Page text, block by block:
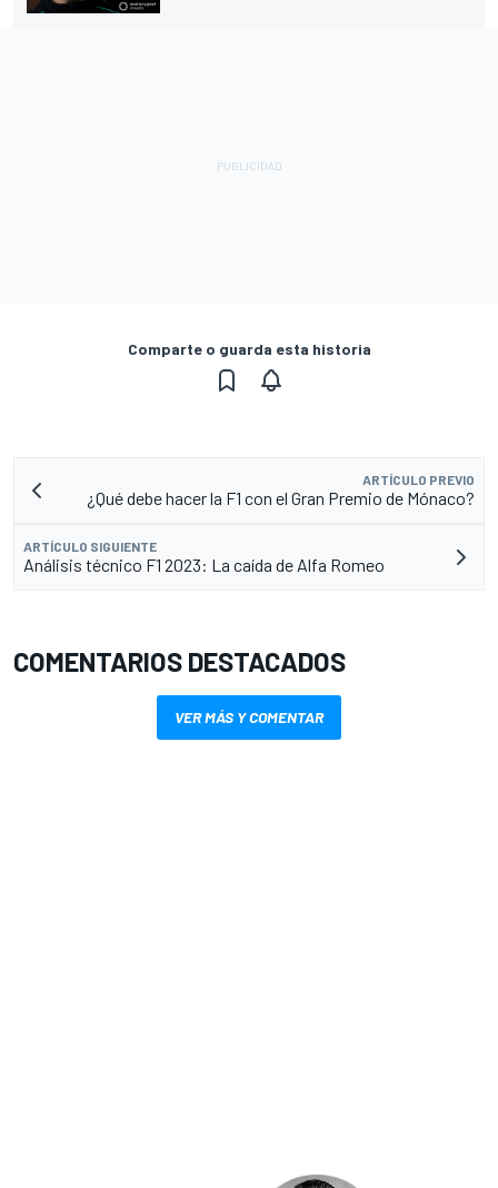
Comparte o guarda esta historia
ARTÍCULO PREVIO
¿Qué debe hacer la F1 con el Gran Premio de Mónaco?
ARTÍCULO SIGUIENTE
Análisis técnico F1 2023: La caída de Alfa Romeo
COMENTARIOS DESTACADOS
VER MÁS Y COMENTAR